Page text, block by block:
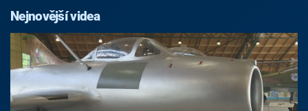
Nejnovější videa